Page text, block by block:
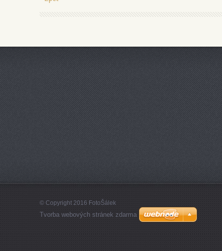
© Copyright 2016 FotoŠálek
Tvorba webových stránek zdarma